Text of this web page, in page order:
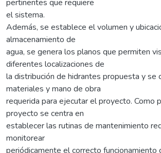
pertinentes que requiere
el sistema.
Además, se establece el volumen y
almacenamiento de
agua, se genera los planos que permiten
diferentes localizaciones de
la distribución de hidrantes propuesta y se
materiales y mano de obra
requerida para ejecutar el proyecto. Como
proyecto se centra en
establecer las rutinas de mantenimiento
monitorear
periódicamente el correcto funcionamiento